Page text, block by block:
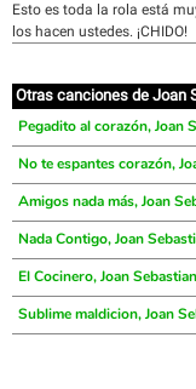
Esto es toda la rola está
los hacen ustedes. ¡CHIDO!
Otras canciones de Joan
Pegadito al corazón, Joan
No te espantes corazón,
Amigos nada más, Joan
Nada Contigo, Joan
El Cocinero, Joan Sebastian
Sublime maldicion, Joan